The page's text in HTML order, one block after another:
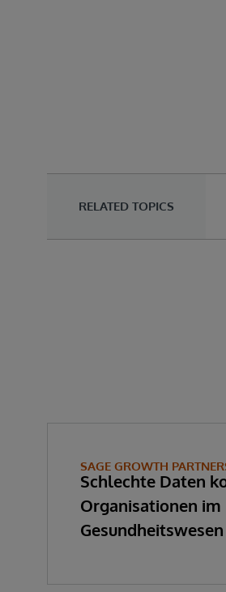
RELATED TOPICS
SAGE GROWTH
Schlechte Daten
Organisationen im